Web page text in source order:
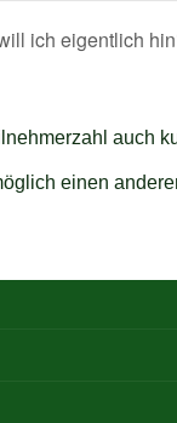
ich eigentlich
auch
einen